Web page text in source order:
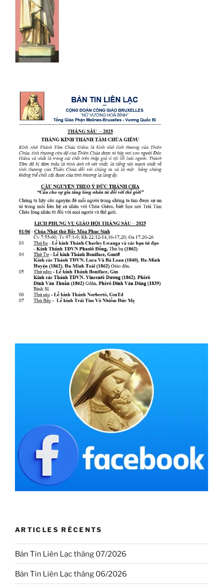
ARTICLES RÉCENTS
Bản Tin Liên Lạc tháng 07/2026
Bản Tin Liên Lạc tháng 06/2026